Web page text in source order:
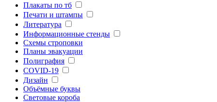
Плакаты по тб
Печати и штампы
Литература
Информационные стенды
Схемы строповки
Планы эвакуации
Полиграфия
COVID-19
Дизайн
Объёмные буквы
Световые короба